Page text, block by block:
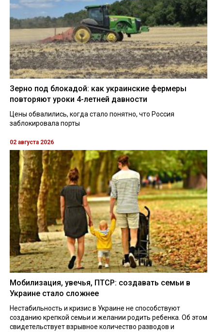
Зерно под блокадой: как украинские фермеры
повторяют уроки 4-летней давности
Цены обвалились, когда стало понятно, что Россия
заблокировала порты
02 августа 2026
Мобилизация, увечья, ПТСР: создавать семьи в
Украине стало сложнее
Нестабильность и кризис в Украине не способствуют
созданию крепкой семьи и желании родить ребенка. Об этом
свидетельствует взрывное количество разводов и